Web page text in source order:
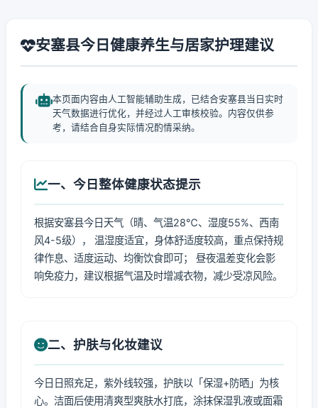
安塞县今日健康养生与居家护理建议
本页面内容由人工智能辅助生成，已结合安塞县当日实时
天气数据进行优化，并经过人工审核校验。内容仅供参
考，请结合自身实际情况酌情采纳。
一、今日整体健康状态提示
根据安塞县今日天气（晴、气温28℃、湿度55%、西南
风4-5级）， 温湿度适宜，身体舒适度较高，重点保持规
律作息、适度运动、均衡饮食即可； 昼夜温差变化会影
响免疫力，建议根据气温及时增减衣物，减少受凉风险。
二、护肤与化妆建议
今日日照充足，紫外线较强，护肤以「保湿+防晒」为核
心。洁面后使用清爽型爽肤水打底，涂抹保湿乳液或面霜